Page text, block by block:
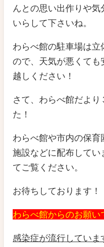
んとの思い出作りや
いらして下さいね。
わらべ館の駐車場は
ので、天気が悪くて
越しください！
さて、わらべ館だよ
た！
わらべ館や市内の保
施設などに配布してい
てご覧ください。
お待ちしております！
わらべ館からのお願い
感染症が流行してい